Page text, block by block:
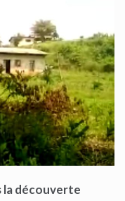
la découverte